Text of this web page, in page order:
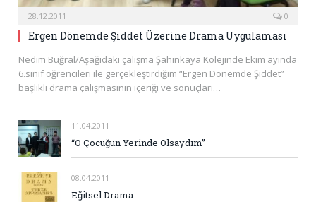
28.12.2011 0
Ergen Dönemde Şiddet Üzerine Drama Uygulaması
Nedim Buğral/Aşağıdaki çalışma Şahinkaya Kolejinde Ekim ayında
6.sınıf öğrencileri ile gerçekleştirdiğim “Ergen Dönemde Şiddet”
başlıklı drama çalışmasının içeriği ve sonuçları…
11.04.2011
“O Çocuğun Yerinde Olsaydım”
08.04.2011
Eğitsel Drama